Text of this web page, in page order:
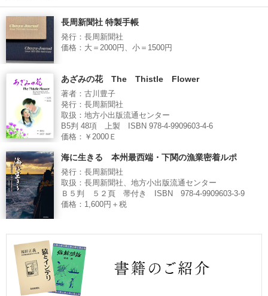
長周新聞社 特製手帳
発行：長周新聞社
価格：大＝2000円、小＝1500円
あざみの花 The Thistle Flower
著者：古川豊子
発行：長周新聞社
取扱：地方小出版流通センター
B5判 48項 上製 ISBN 978-4-9909603-4-6
価格：￥2000Ｅ
海に生きる 本州最西端・下関の漁業密着ルポ
発行：長周新聞社
取扱：長周新聞社、地方小出版流通センター
Ｂ５判 ５２頁 帯付き ISBN 978-4-9909603-3-9
価格：1,600円＋税